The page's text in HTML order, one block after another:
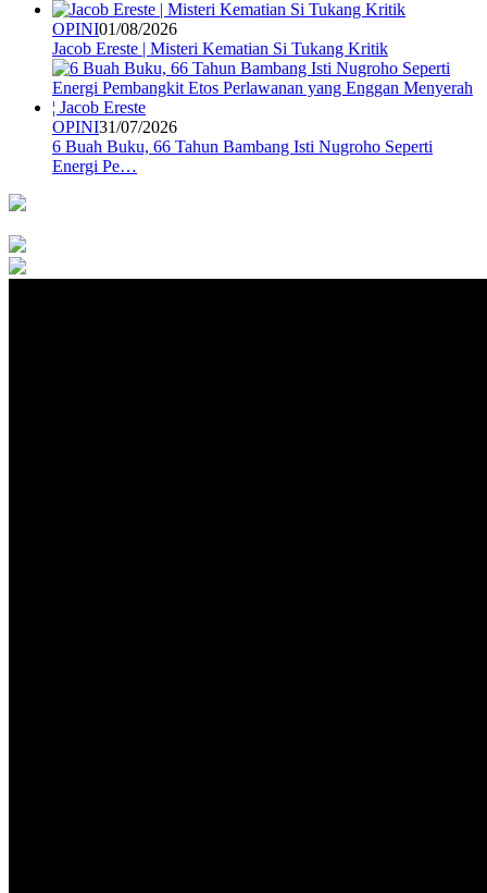
OPINI01/08/2026
Jacob Ereste | Misteri Kematian Si Tukang Kritik
OPINI31/07/2026
6 Buah Buku, 66 Tahun Bambang Isti Nugroho Seperti
Energi Pe…